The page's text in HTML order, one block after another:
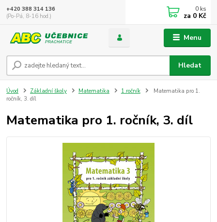
Menu
Hledat
+420 388 314 136
(Po-Pá, 8-16 hod.)
0 ks
za 0 Kč
Úvod Základní školy Matematika 1.ročník
Matematika pro 1.
ročník, 3. díl
Matematika pro 1. ročník, 3. díl